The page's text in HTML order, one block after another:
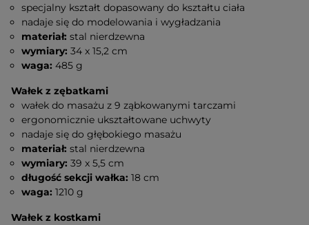
specjalny kształt dopasowany do kształtu ciała
nadaje się do modelowania i wygładzania
materiał: stal nierdzewna
wymiary:34 x 15,2 cm
waga: 485 g
Wałek z zębatkami
wałek do masażu z 9 ząbkowanymi tarczami
ergonomicznie ukształtowane uchwyty
nadaje się do głębokiego masażu
materiał:stal nierdzewna
wymiary: 39 x 5,5 cm
długość sekcji wałka:18 cm
waga: 1210 g
Wałek z kostkami